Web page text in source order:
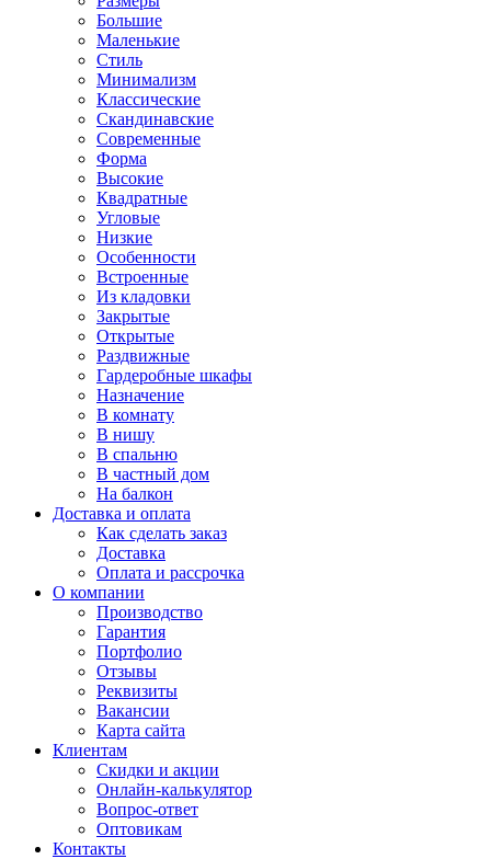
Большие
Маленькие
Стиль
Минимализм
Классические
Скандинавские
Современные
Форма
Высокие
Квадратные
Угловые
Низкие
Особенности
Встроенные
Из кладовки
Закрытые
Открытые
Раздвижные
Гардеробные шкафы
Назначение
В комнату
В нишу
В спальню
В частный дом
На балкон
Доставка и оплата
Как сделать заказ
Доставка
Оплата и рассрочка
О компании
Производство
Гарантия
Портфолио
Отзывы
Реквизиты
Вакансии
Карта сайта
Клиентам
Скидки и акции
Онлайн-калькулятор
Вопрос-ответ
Оптовикам
Контакты